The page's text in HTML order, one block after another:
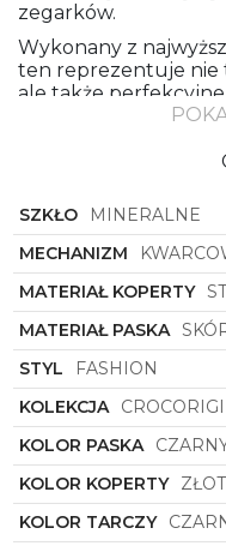
zegarków.
Wykonany z
ten reprezentuje nie
ale także perfekcyjne
Stalowa koperta w
skóry doskonale
ponadczasowy,
męskiego stylu.
krokodylaLacoste
charakteru.
indeksy gwarantują
każdej sytuacji.
Zegarek męski
dodatek do
osobistego gustu i
spotkania biznesowe,
symbol2011306
podkreślając Twój
SZKŁO
MINERALNE
MECHANIZM
MATERIAŁ KOPERTY
MATERIAŁ PASKA
STYL
FASHION
KOLEKCJA
KOLOR PASKA
KOLOR KOPERTY
KOLOR TARCZY